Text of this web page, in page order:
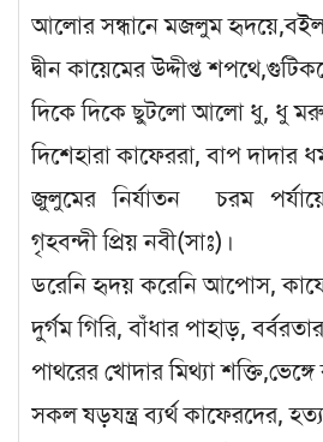
আলোর সন্ধানে মজলুম
দ্বীন কায়েমের উদ্দীপ্ত
দিকে দিকে ছুটলো আলো ধু, ধু
দিশেহারা কাফেররা, বাপ দাদার
জুলুমের নির্যাতন চরম
গৃহবন্দী প্রিয় নবী(সাঃ)।
ডরেনি হৃদয় করেনি আপোস,
দুর্গম গিরি, বাঁধার পাহাড়, বর্বরতার
পাথরের খোদার মিথ্যা
সকল ষড়যন্ত্র ব্যর্থ কাফেরদের,